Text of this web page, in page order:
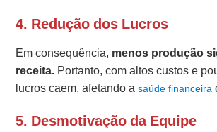
4. Redução dos Lucros
Em consequência, menos produção
receita. Portanto, com altos custos e
lucros caem, afetando asaúde financeira
5. Desmotivação da Equipe